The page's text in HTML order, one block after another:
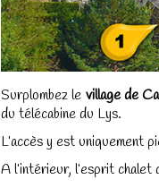
Surplombez le village de
du télécabine du Lys.
L’accès y est uniquement
A l’intérieur, l’esprit chalet